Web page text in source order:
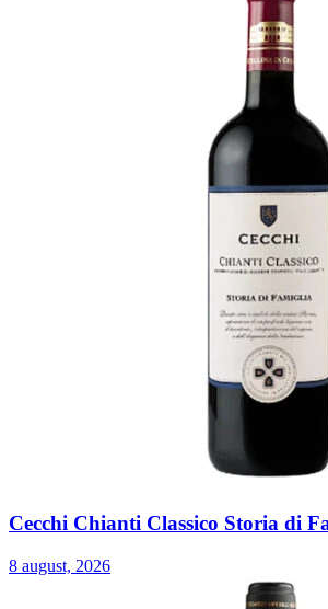
Cecchi Chianti Classico Storia di
8 august, 2026